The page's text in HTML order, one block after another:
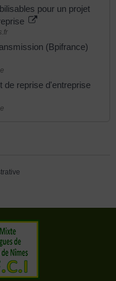
pour un projet
(Bpifrance)
de reprise d'entreprise